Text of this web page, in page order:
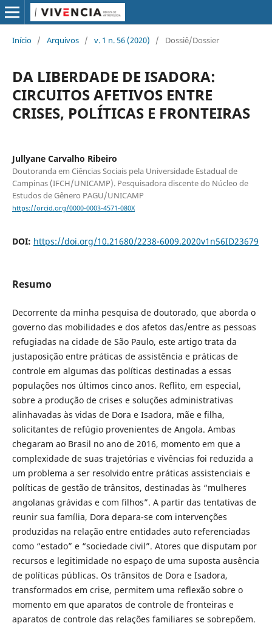
Início / Arquivos / v. 1 n. 56 (2020) / Dossiê/Dossier
DA LIBERDADE DE ISADORA:
CIRCUITOS AFETIVOS ENTRE
CRISES, POLÍTICAS E FRONTEIRAS
Jullyane Carvalho Ribeiro
Doutoranda em Ciências Sociais pela Universidade Estadual de
Campinas (IFCH/UNICAMP). Pesquisadora discente do Núcleo de
Estudos de Gênero PAGU/UNICAMP
https://orcid.org/0000-0003-4571-080X
DOI: https://doi.org/10.21680/2238-6009.2020v1n56ID23679
Resumo
Decorrente da minha pesquisa de doutorado, que aborda o
governo das mobilidades e dos afetos das/entre as pessoas
refugiadas na cidade de São Paulo, este artigo trata da
justaposição entre práticas de assistência e práticas de
controle em algumas das políticas destinadas a essas
populações nos últimos cinco anos. Reflito, em especial,
sobre a produção de crises e soluções administrativas
alinhavadas às vidas de Dora e Isadora, mãe e filha,
solicitantes de refúgio provenientes de Angola. Ambas
chegaram ao Brasil no ano de 2016, momento em que a
complexidade de suas trajetórias e vivências foi reduzida a
um problema a ser resolvido entre práticas assistenciais e
políticas de gestão de trânsitos, destinadas às “mulheres
angolanas grávidas e com filhos”. A partir das tentativas de
reunir sua família, Dora depara-se com intervenções
produzidas na relação entre entidades auto referenciadas
como “estado” e “sociedade civil”. Atores que disputam por
recursos e legitimidade no espaço de uma suposta ausência
de políticas públicas. Os trânsitos de Dora e Isadora,
transformados em crise, permitem uma reflexão sobre o
momento em que aparatos de controle de fronteiras e
aparatos de controle das relações familiares se sobrepõem.